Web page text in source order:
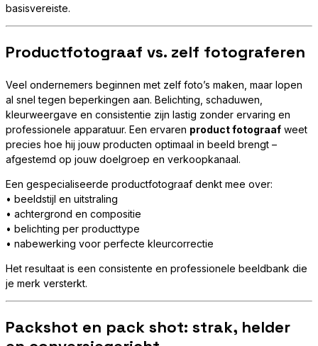
basisvereiste.
Productfotograaf vs. zelf fotograferen
Veel ondernemers beginnen met zelf foto’s maken, maar lopen
al snel tegen beperkingen aan. Belichting, schaduwen,
kleurweergave en consistentie zijn lastig zonder ervaring en
professionele apparatuur. Een ervaren product fotograaf weet
precies hoe hij jouw producten optimaal in beeld brengt –
afgestemd op jouw doelgroep en verkoopkanaal.
Een gespecialiseerde productfotograaf denkt mee over:
• beeldstijl en uitstraling
• achtergrond en compositie
• belichting per producttype
• nabewerking voor perfecte kleurcorrectie
Het resultaat is een consistente en professionele beeldbank die
je merk versterkt.
Packshot en pack shot: strak, helder